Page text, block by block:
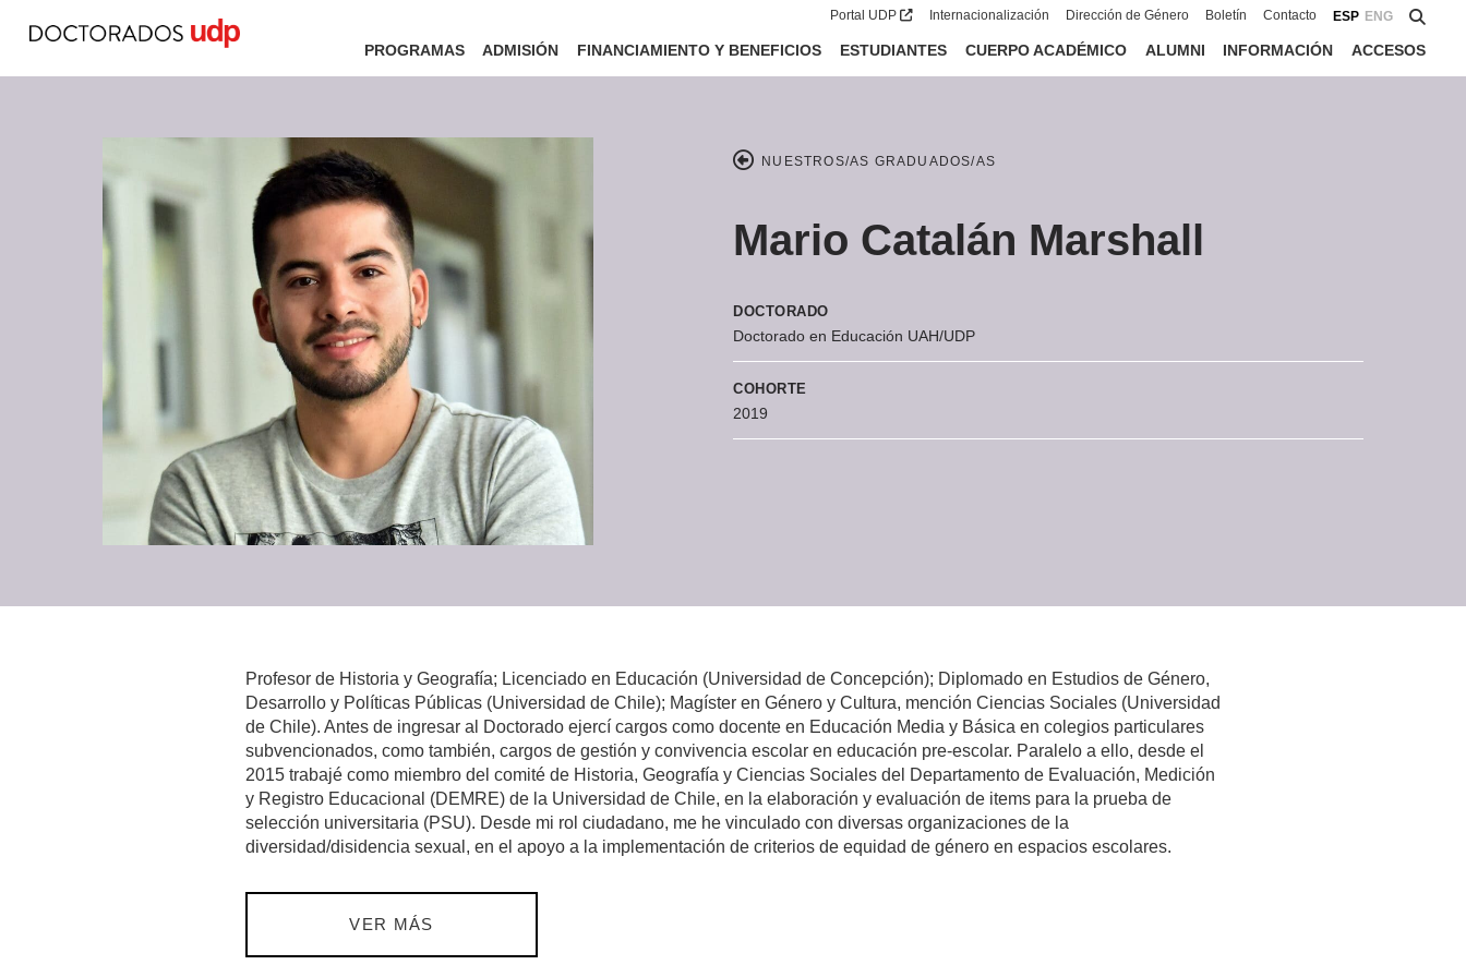
Portal UDP Internacionalización Dirección de Género Boletín Contacto ESP ENG
PROGRAMAS ADMISIÓN FINANCIAMIENTO Y BENEFICIOS ESTUDIANTES CUERPO ACADÉMICO ALUMNI INFORMACIÓN ACCESOS
NUESTROS/AS GRADUADOS/AS
Mario Catalán Marshall
DOCTORADO
Doctorado en Educación UAH/UDP
COHORTE
2019
Profesor de Historia y Geografía; Licenciado en Educación (Universidad de Concepción); Diplomado en Estudios de Género,
Desarrollo y Políticas Públicas (Universidad de Chile); Magíster en Género y Cultura, mención Ciencias Sociales (Universidad
de Chile). Antes de ingresar al Doctorado ejercí cargos como docente en Educación Media y Básica en colegios particulares
subvencionados, como también, cargos de gestión y convivencia escolar en educación pre-escolar. Paralelo a ello, desde el
2015 trabajé como miembro del comité de Historia, Geografía y Ciencias Sociales del Departamento de Evaluación, Medición
y Registro Educacional (DEMRE) de la Universidad de Chile, en la elaboración y evaluación de items para la prueba de
selección universitaria (PSU). Desde mi rol ciudadano, me he vinculado con diversas organizaciones de la
diversidad/disidencia sexual, en el apoyo a la implementación de criterios de equidad de género en espacios escolares.
VER MÁS